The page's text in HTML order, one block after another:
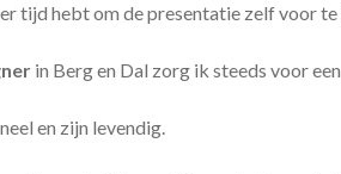
tijd hebt om de presentatie zelf voor te
in Berg en Dal zorg ik steeds voor een
en zijn levendig.